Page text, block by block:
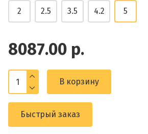
8087.00 р.
2 2.5 3.5 4.2 5
В корзину
Быстрый заказ